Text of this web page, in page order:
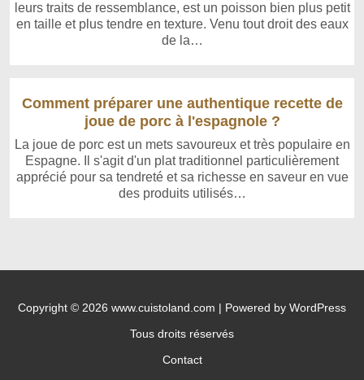
leurs traits de ressemblance, est un poisson bien plus petit
en taille et plus tendre en texture. Venu tout droit des eaux
de la…
Comment préparer une authentique recette de
joue de porc à l'espagnole ?
La joue de porc est un mets savoureux et très populaire en
Espagne. Il s'agit d'un plat traditionnel particulièrement
apprécié pour sa tendreté et sa richesse en saveur en vue
des produits utilisés…
Copyright © 2026 www.cuistoland.com | Powered by WordPress
Tous droits réservés
Contact